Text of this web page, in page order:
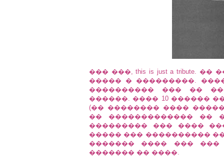
��� ���, this is just a tribute.
����� � ���������.
���������� ��� ��
������. ���� 10 ������
(�� �������� ����
�� ������������� ��
��������� ��� ����
����� ��� ����������
������� ���� ���
������� �� ����.